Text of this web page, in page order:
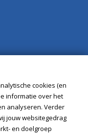
cookies (en
informatie over het
analyseren. Verder
jouw websitegedrag
en doelgroep